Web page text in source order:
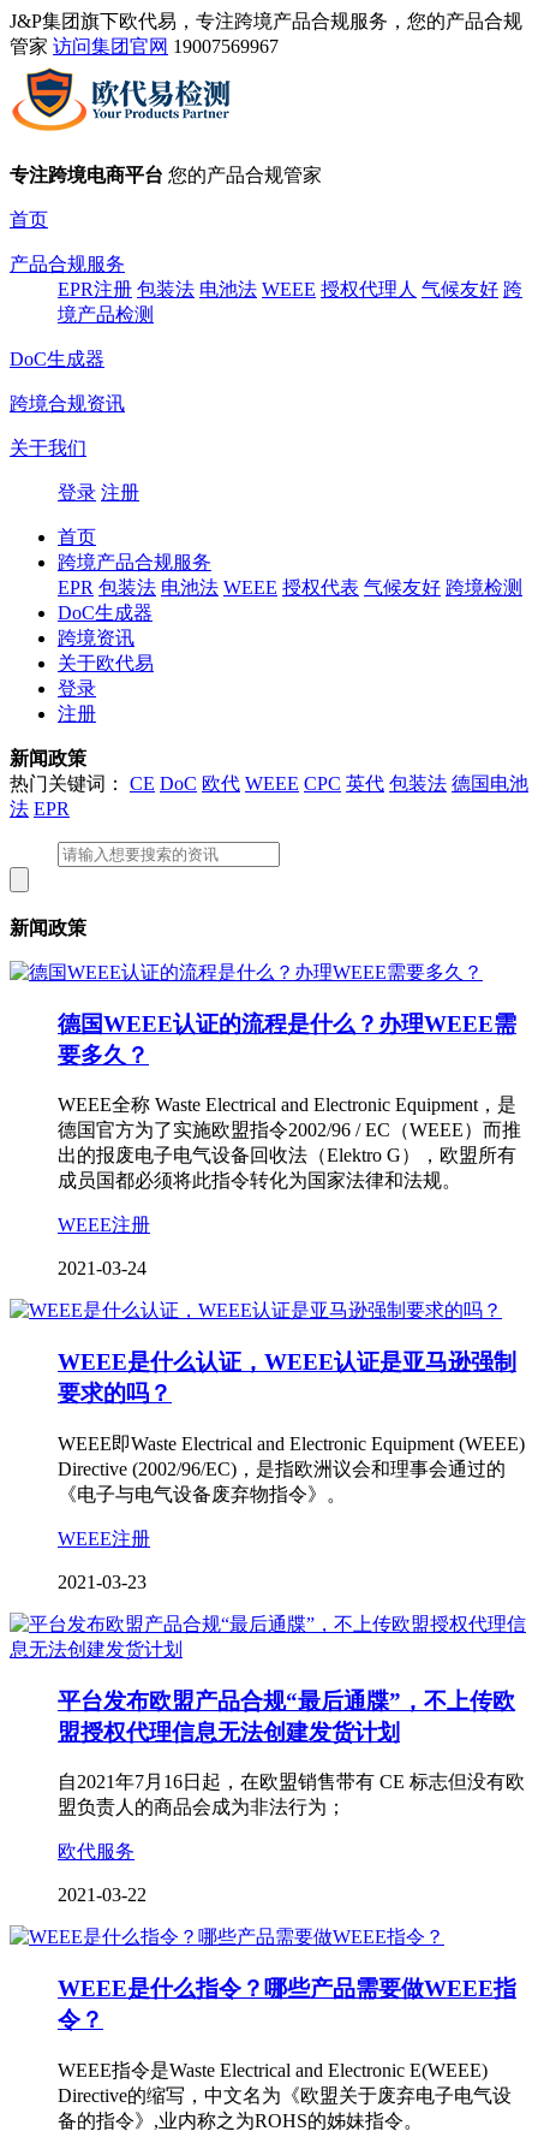
J&P集团旗下欧代易，专注跨境产品合规服务，您的产品合规
管家 访问集团官网 19007569967
专注跨境电商平台 您的产品合规管家
首页
产品合规服务
EPR注册 包装法 电池法 WEEE 授权代理人 气候友好 跨
境产品检测
DoC生成器
跨境合规资讯
关于我们
登录 注册
首页
跨境产品合规服务
EPR 包装法 电池法 WEEE 授权代表 气候友好 跨境检测
DoC生成器
跨境资讯
关于欧代易
登录
注册
新闻政策
热门关键词： CE DoC 欧代 WEEE CPC 英代 包装法 德国电池
法 EPR
新闻政策
德国WEEE认证的流程是什么？办理WEEE需
要多久？
WEEE全称 Waste Electrical and Electronic Equipment，是
德国官方为了实施欧盟指令2002/96 / EC（WEEE）而推
出的报废电子电气设备回收法（Elektro G），欧盟所有
成员国都必须将此指令转化为国家法律和法规。
WEEE注册
2021-03-24
WEEE是什么认证，WEEE认证是亚马逊强制
要求的吗？
WEEE即Waste Electrical and Electronic Equipment (WEEE)
Directive (2002/96/EC)，是指欧洲议会和理事会通过的
《电子与电气设备废弃物指令》。
WEEE注册
2021-03-23
平台发布欧盟产品合规“最后通牒”，不上传欧
盟授权代理信息无法创建发货计划
自2021年7月16日起，在欧盟销售带有 CE 标志但没有欧
盟负责人的商品会成为非法行为；
欧代服务
2021-03-22
WEEE是什么指令？哪些产品需要做WEEE指
令？
WEEE指令是Waste Electrical and Electronic E(WEEE)
Directive的缩写，中文名为《欧盟关于废弃电子电气设
备的指令》,业内称之为ROHS的姊妹指令。